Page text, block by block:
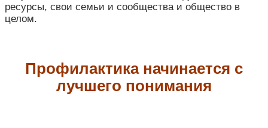
ресурсы, свои семьи и сообщества и общество в
целом.
Профилактика начинается с
лучшего понимания